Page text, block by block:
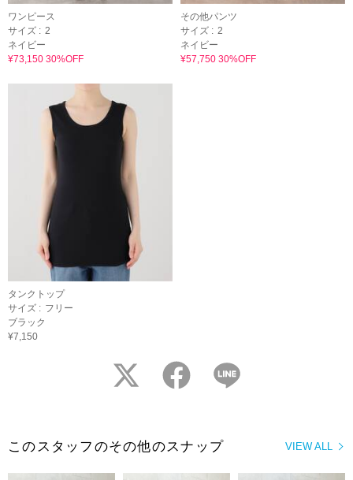
ワンピース
サイズ : 2
ネイビー
¥73,150 30%OFF
その他パンツ
サイズ : 2
ネイビー
¥57,750 30%OFF
タンクトップ
サイズ : フリー
ブラック
¥7,150
twitter facebook
VIEW ALL
このスタッフのその他のスナップ